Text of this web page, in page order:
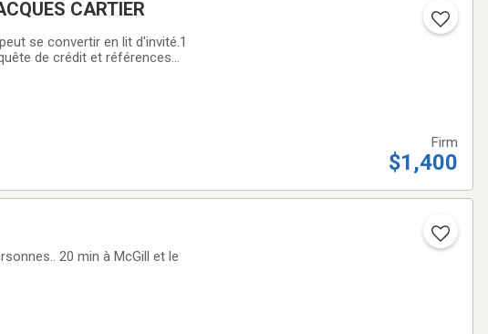
CARTIER
se convertir en lit d'invité.1
de crédit et références
Firm
$1,400
et le